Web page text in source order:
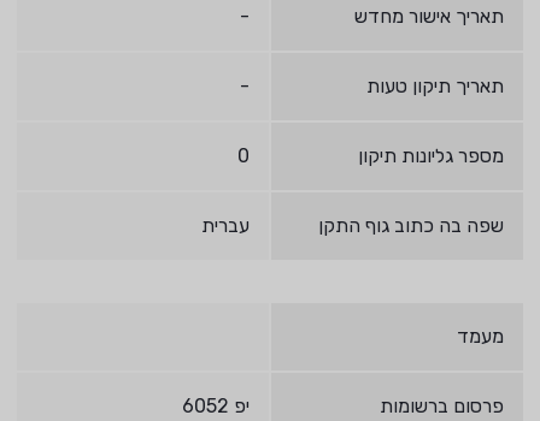
תאריך אישור מחדש -
תאריך תיקון טעות -
מספר גליונות תיקון 0
שפה בה כתוב גוף התקן עברית
מעמד
פרסום ברשומות יפ 6052